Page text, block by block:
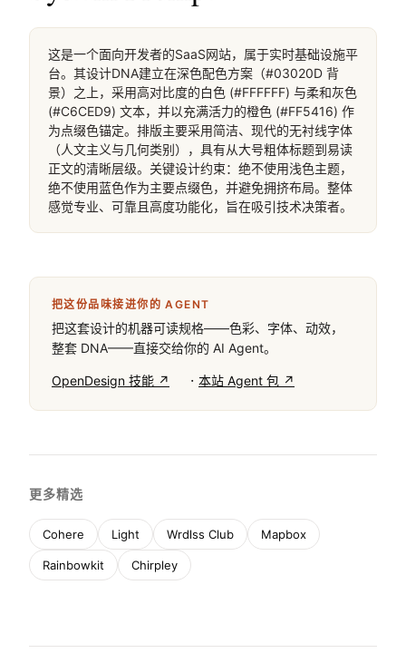
这是一个面向开发者的SaaS网站，属于实时基础设施平
台。其设计DNA建立在深色配色方案（#03020D 背
景）之上，采用高对比度的白色 (#FFFFFF) 与柔和灰色
(#C6CED9) 文本，并以充满活力的橙色 (#FF5416) 作
为点缀色锚定。排版主要采用简洁、现代的无衬线字体
（人文主义与几何类别），具有从大号粗体标题到易读
正文的清晰层级。关键设计约束：绝不使用浅色主题，
绝不使用蓝色作为主要点缀色，并避免拥挤布局。整体
感觉专业、可靠且高度功能化，旨在吸引技术决策者。
把这份品味接进你的 AGENT
把这套设计的机器可读规格——色彩、字体、动效，
整套 DNA——直接交给你的 AI Agent。
OpenDesign 技能 ↗ · 本站 Agent 包 ↗
更多精选
Cohere Light Wrdlss Club Mapbox
Rainbowkit Chirpley